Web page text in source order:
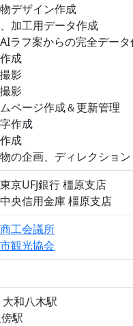
物デザイン作成
、加工用データ作成
AIラフ案からの完全デー
成
影
影
ムページ作成＆更新管理
作成
成
物の企画、ディレクション
京UFJ銀行 橿原支店
中央信用金庫 橿原支店
工会議所
観光協会
大和八木駅
傍駅